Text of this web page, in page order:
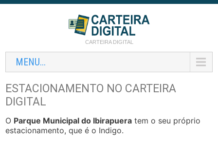
CARTEIRA DIGITAL
MENU...
ESTACIONAMENTO NO CARTEIRA
DIGITAL
O Parque Municipal do Ibirapuera tem o seu próprio
estacionamento, que é o Indigo.